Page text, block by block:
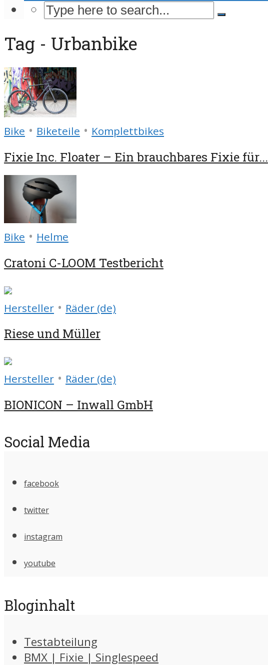
Tag - Urbanbike
Bike • Biketeile • Komplettbikes
Fixie Inc. Floater – Ein brauchbares Fixie für...
Bike • Helme
Cratoni C-LOOM Testbericht
Hersteller • Räder (de)
Riese und Müller
Hersteller • Räder (de)
BIONICON – Inwall GmbH
Social Media
facebook
twitter
instagram
youtube
Bloginhalt
Testabteilung
BMX | Fixie | Singlespeed